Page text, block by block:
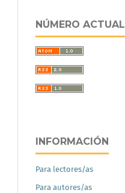
NÚMERO ACTUAL
INFORMACIÓN
Para lectores/as
Para autores/as